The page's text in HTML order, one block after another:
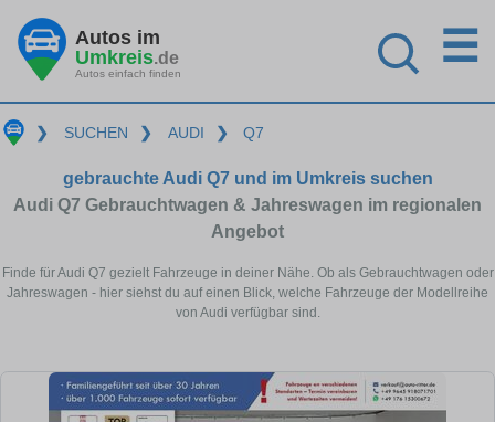
Autos im
Umkreis.de
Autos einfach finden
☰
❯ SUCHEN ❯ AUDI ❯ Q7
gebrauchte Audi Q7 und im Umkreis suchen
Audi Q7 Gebrauchtwagen & Jahreswagen im regionalen
Angebot
Finde für Audi Q7 gezielt Fahrzeuge in deiner Nähe. Ob als Gebrauchtwagen oder
Jahreswagen - hier siehst du auf einen Blick, welche Fahrzeuge der Modellreihe
von Audi verfügbar sind.